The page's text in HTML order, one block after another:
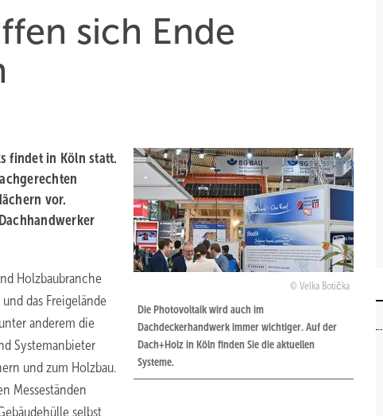
sich Ende
Velka Botička
Die Photovoltaik wird auch im
Dachdeckerhandwerk immer wichtiger. Auf der
Dach+Holz in Köln finden Sie die aktuellen
Systeme.
findet in Köln statt.
vor.
Holzbaubranche
das Freigelände
anderem die
Systemanbieter
und zum Holzbau.
Messeständen
selbst,